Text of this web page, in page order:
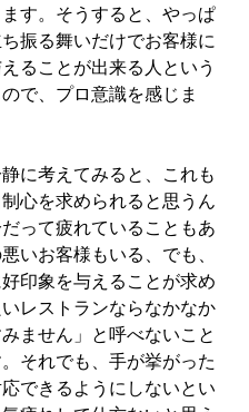
す。そうすると、やっぱ
振る舞いだけでお客様に
ることが出来る人という
で、プロ意識を感じま
に考えてみると、これも
心を求められると思うん
って疲れていることもあ
いお客様もいる、でも、
印象を与えることが求め
レストランならなかなか
ません」と呼べないこと
それでも、手が挙がった
できるようにしないとい